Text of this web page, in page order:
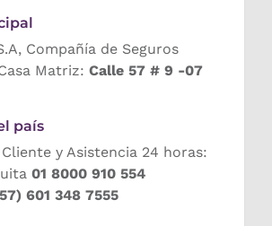
Compañía de Seguros
Matriz: Calle 57 # 9 -07
país
y Asistencia 24 horas:
01 8000 910 554
601 348 7555